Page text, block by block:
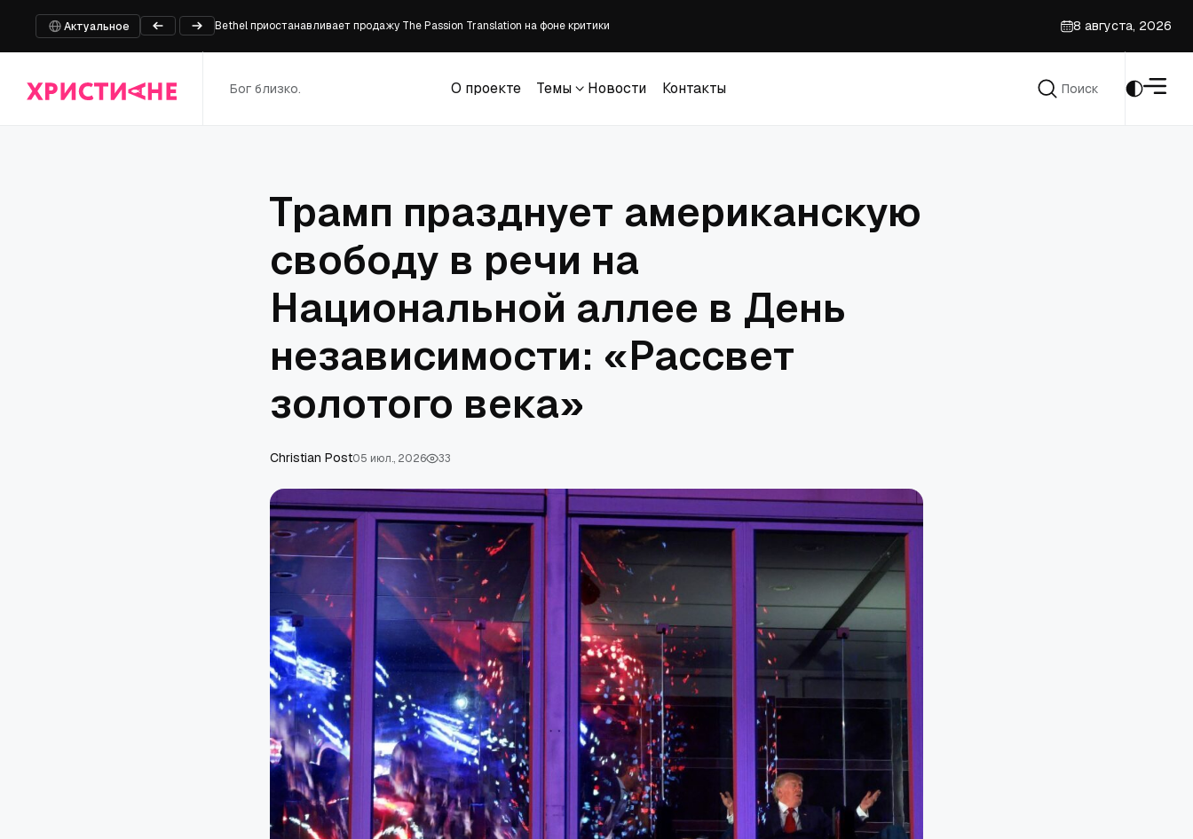
Актуальное
Пастор и еще шесть человек казнены без суда в Судане
На границе России и Белоруссии встретили участников XXII Международного Одигитриевского крестного хода
Встреча директора Патриаршей гуманитарной миссии и главы Комитета семей воинов Отечества
8 августа, 2026
Бог близко.
О проекте
Темы
Новости
Контакты
Поиск
Трамп празднует американскую
свободу в речи на
Национальной аллее в День
независимости: «Рассвет
золотого века»
Сhristian Post05 июл., 2026 33